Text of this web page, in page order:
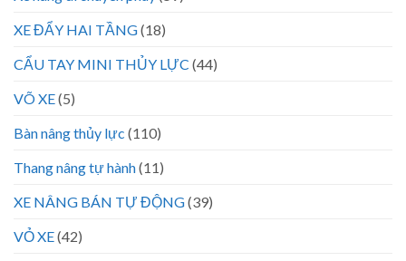
XE ĐẨY HAI TẦNG(18)
CẨU TAY MINI THỦY LỰC (44)
VÕ XE(5)
Bàn nâng thủy lực (110)
Thang nâng tự hành(11)
XE NÂNG BÁN TỰ ĐỘNG(39)
VỎ XE(42)